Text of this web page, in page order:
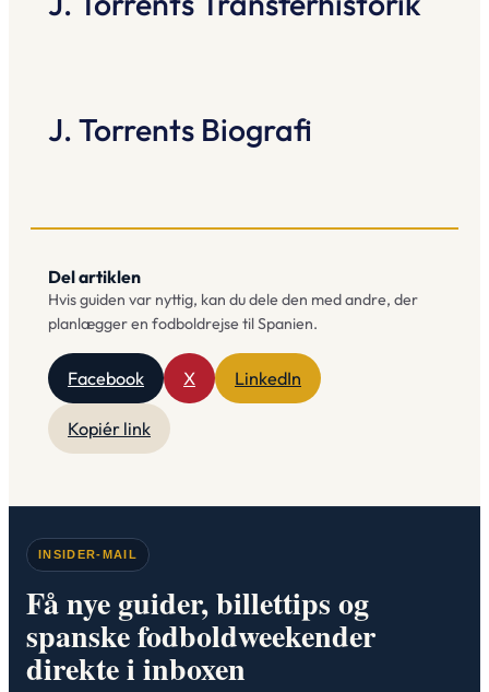
J. Torrents Biografi
Del artiklen
Hvis guiden var nyttig, kan du dele den med andre, der
planlægger en fodboldrejse til Spanien.
Facebook X LinkedIn
Kopiér link
INSIDER-MAIL
Få nye guider, billettips og
spanske fodboldweekender
direkte i inboxen